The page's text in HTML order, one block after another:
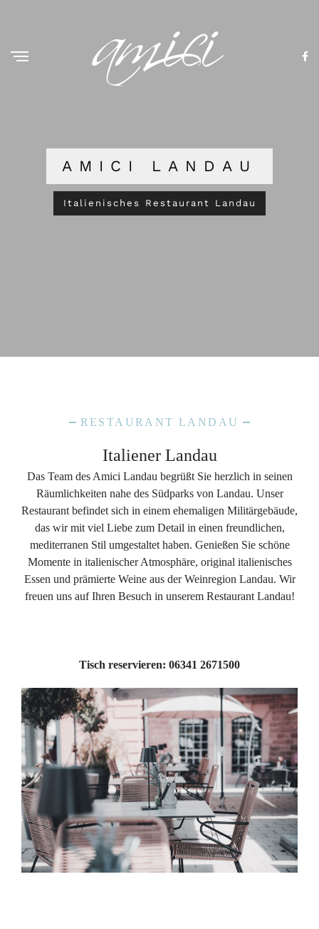
AMICI LANDAU
Italienisches Restaurant Landau
RESTAURANT LANDAU
Italiener Landau
Das Team des Amici Landau begrüßt Sie herzlich in seinen
Räumlichkeiten nahe des Südparks von Landau. Unser
Restaurant befindet sich in einem ehemaligen Militärgebäude,
das wir mit viel Liebe zum Detail in einen freundlichen,
mediterranen Stil umgestaltet haben. Genießen Sie schöne
Momente in italienischer Atmosphäre, original italienisches
Essen und prämierte Weine aus der Weinregion Landau. Wir
freuen uns auf Ihren Besuch in unserem Restaurant Landau!
Tisch reservieren: 06341 2671500